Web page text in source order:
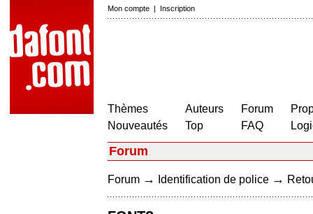
Mon compte | Inscription
Thèmes
Nouveautés
Auteurs
Top
Forum
FAQ
Forum
Forum → Identification de police →